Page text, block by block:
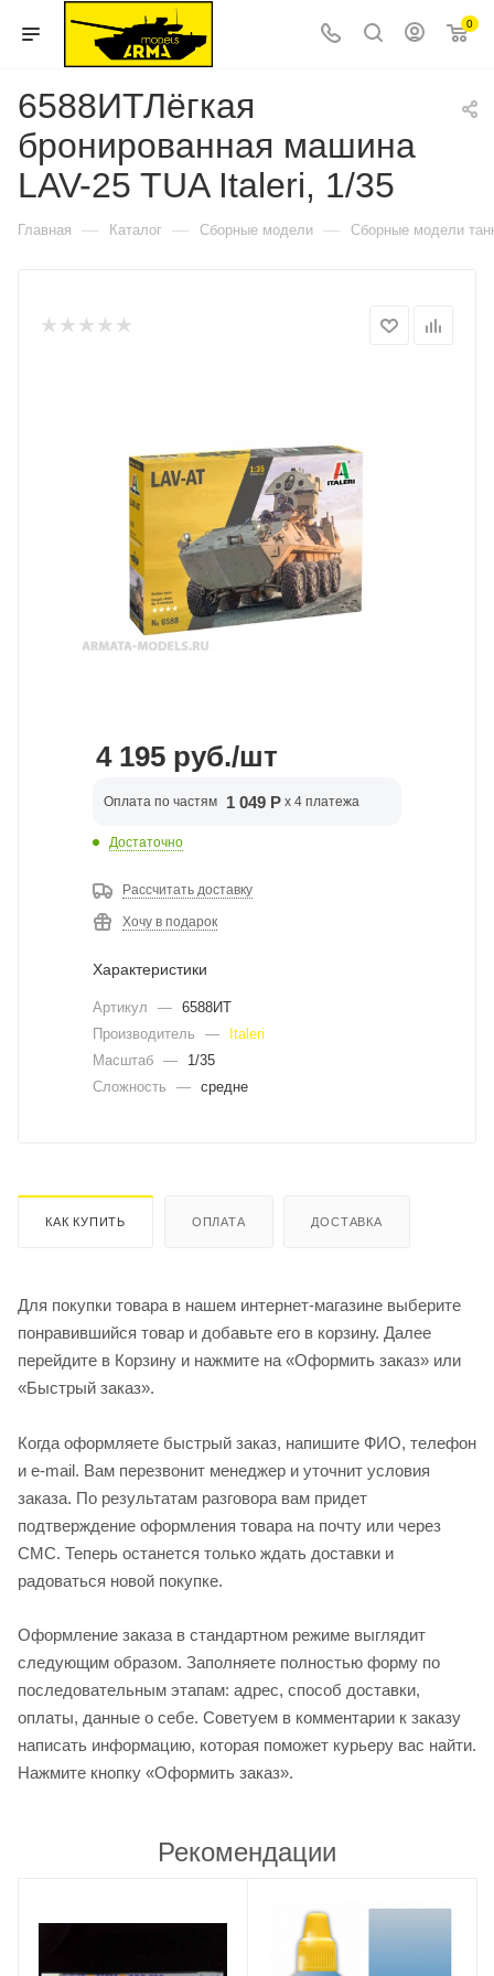
0
6588ИТЛёгкая
бронированная машина
LAV-25 TUA Italeri, 1/35
Главная — Каталог — Сборные модели — Сборные модели
4 195 руб./шт
Оплата по частям 1 049 Р x 4 платежа
Достаточно
Рассчитать доставку
Хочу в подарок
Характеристики
Артикул — 6588ИТ
Производитель
—
Italeri
Масштаб —
1/35
Сложность
— средне
КАК КУПИТЬ ОПЛАТА ДОСТАВКА
Для покупки товара в нашем интернет-магазине выберите
понравившийся товар и добавьте его в корзину. Далее
перейдите в Корзину и нажмите на «Оформить заказ» или
«Быстрый заказ».
Когда оформляете быстрый заказ, напишите ФИО, телефон
и e-mail. Вам перезвонит менеджер и уточнит условия
заказа. По результатам разговора вам придет
подтверждение оформления товара на почту или через
СМС. Теперь останется только ждать доставки и
радоваться новой покупке.
Оформление заказа в стандартном режиме выглядит
следующим образом. Заполняете полностью форму по
последовательным этапам: адрес, способ доставки,
оплаты, данные о себе. Советуем в комментарии к заказу
написать информацию, которая поможет курьеру вас найти.
Нажмите кнопку «Оформить заказ».
Рекомендации